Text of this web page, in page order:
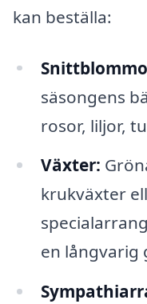
kan beställa:
säsongens
rosor, liljor,
Växter:
krukväxter
en långvarig